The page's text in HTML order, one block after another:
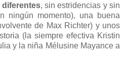
diferentes, sin estridencias y sin
ningún momento), una buena
de Max Richter) y unos
(la siempre efectiva Kristin
y la niña Mélusine Mayance a